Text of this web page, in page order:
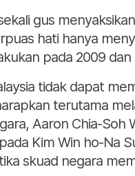
gus
hati hanya
pada 2009 dan
tidak dapat
terutama
Aaron Chia-Soh
Kim Win ho-Na
skuad negara